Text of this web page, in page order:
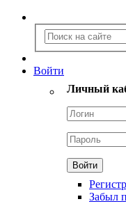
Войти
Личный
Забыл